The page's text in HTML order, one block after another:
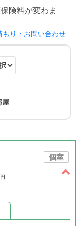
険料が変わま
り・お問い合わせ
屋
個室